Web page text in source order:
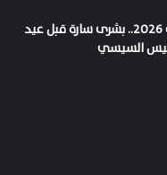
موعد زيادة المعاشات 2026.. بشرى سارة قبل عيد
السيسي